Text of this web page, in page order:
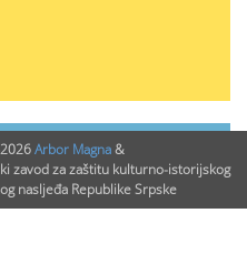
Arbor Magna&
zavod za zaštitu kulturno-istorijskog
nasljeđa Republike Srpske